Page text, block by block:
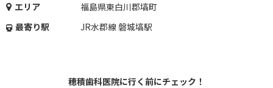
エリア
福島県東白川郡塙町
最寄り駅
JR水郡線 磐城塙駅
穂積歯科医院に行く前にチェック！